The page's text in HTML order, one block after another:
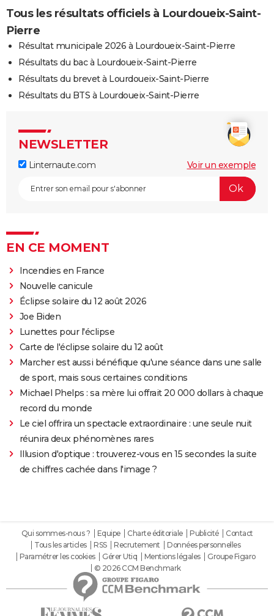
Tous les résultats officiels à Lourdoueix-Saint-
Pierre
Résultat municipale 2026 à Lourdoueix-Saint-Pierre
Résultats du bac à Lourdoueix-Saint-Pierre
Résultats du brevet à Lourdoueix-Saint-Pierre
Résultats du BTS à Lourdoueix-Saint-Pierre
NEWSLETTER
Linternaute.com Voir un exemple
EN CE MOMENT
Incendies en France
Nouvelle canicule
Éclipse solaire du 12 août 2026
Joe Biden
Lunettes pour l'éclipse
Carte de l'éclipse solaire du 12 août
Marcher est aussi bénéfique qu'une séance dans une salle
de sport, mais sous certaines conditions
Michael Phelps : sa mère lui offrait 20 000 dollars à chaque
record du monde
Le ciel offrira un spectacle extraordinaire : une seule nuit
réunira deux phénomènes rares
Illusion d'optique : trouverez-vous en 15 secondes la suite
de chiffres cachée dans l'image ?
Qui sommes-nous ? Equipe Charte éditoriale Publicité
Contact
Tous les articles
RSS Recrutement
Données personnelles
Paramétrer les cookies
Gérer Utiq Mentions légales
Groupe Figaro
© 2026 CCM Benchmark